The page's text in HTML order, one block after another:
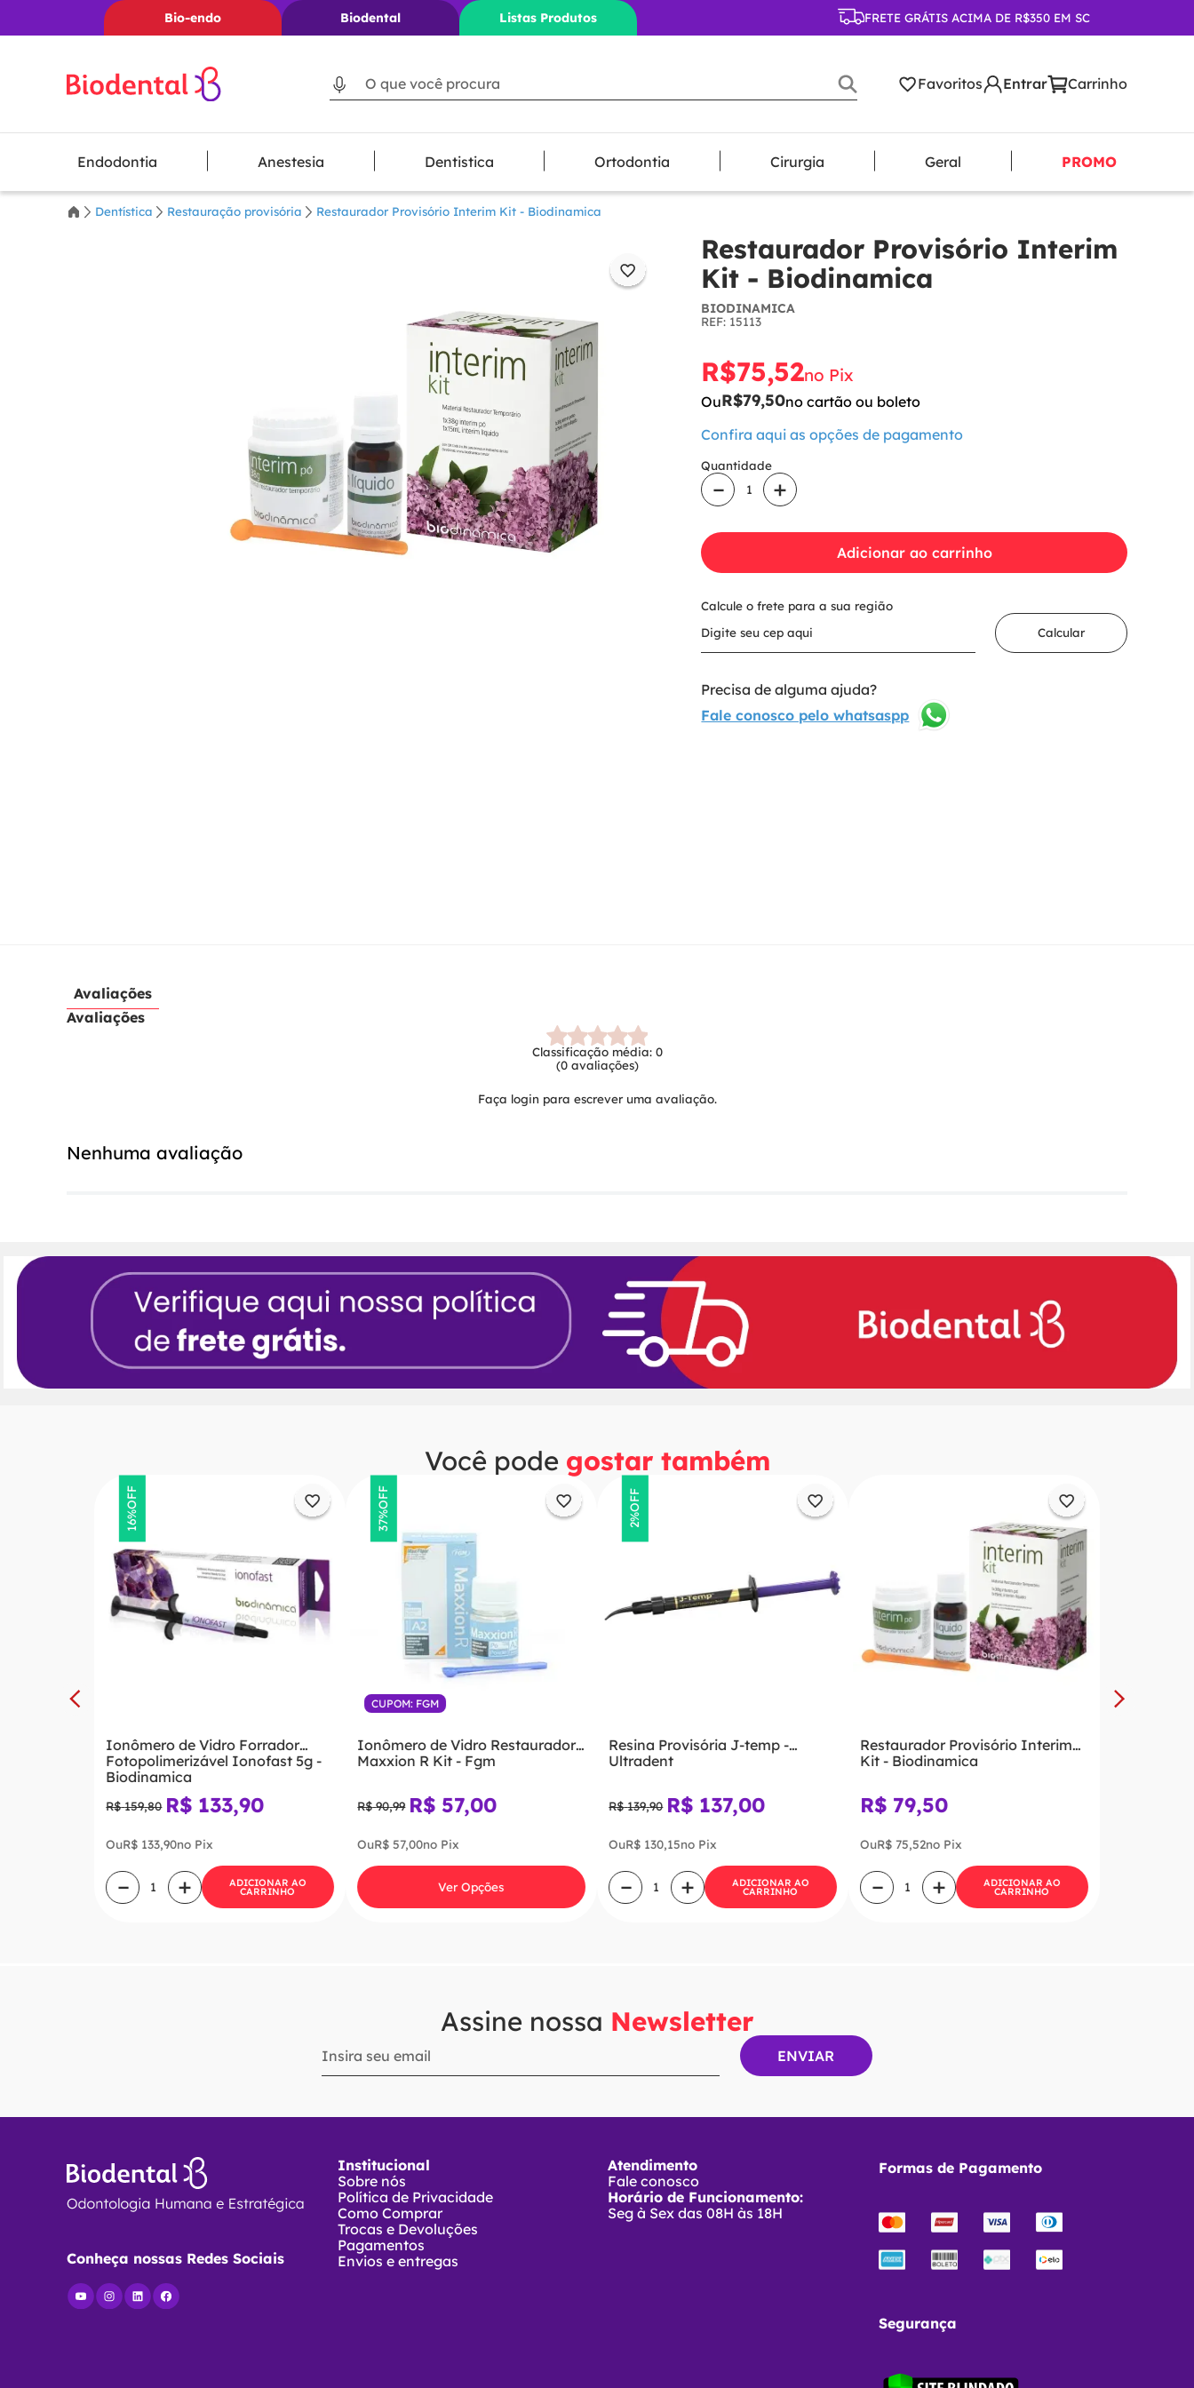
Bio-endo Biodental Listas Produtos FRETE GRÁTIS ACIMA DE R$350 EM SC
O que você procura
Favoritos
Endodontia Anestesia Dentistica Ortodontia Cirurgia Geral PROMO
Dentística Restauração provisória Restaurador Provisório Interim Kit - Biodinamica
Restaurador Provisório Interim
Kit - Biodinamica
BIODINAMICA
: 15113
R$75,52no Pix
OuR$79,50no cartão ou boleto
Confira aqui as opções de pagamento
Quantidade
＋
－
Adicionar ao carrinho
Calcule o frete para a sua região
Calcular
Precisa de alguma ajuda?
Fale conosco pelo whatsaspp
Avaliações
Avaliações
Classificação média: 0
(0 avaliações)
Faça login para escrever uma avaliação.
Nenhuma avaliação
Você pode gostar também
16%
OFF
Ionômero de Vidro Forrador
Fotopolimerizável Ionofast 5g -
Biodinamica
R$ 159,80 R$ 133,90
OuR$ 133,90no Pix
＋
－ ADICIONAR AO
CARRINHO
CUPOM: FGM
37%
OFF
Ionômero de Vidro Restaurador
Maxxion R Kit - Fgm
R$ 90,99 R$ 57,00
OuR$ 57,00no Pix
Ver Opções
2%
OFF
Resina Provisória J-temp -
Ultradent
R$ 139,90 R$ 137,00
OuR$ 130,15no Pix
＋
－ ADICIONAR AO
CARRINHO
Restaurador Provisório Interim
Kit - Biodinamica
R$ 79,50
OuR$ 75,52no Pix
＋
－ ADICIONAR AO
CARRINHO
Assine nossa Newsletter
Conheça nossas Redes Sociais
Institucional
Sobre nós
Política de Privacidade
Como Comprar
Trocas e Devoluções
Pagamentos
Envios e entregas
Atendimento
Fale conosco
Horário de Funcionamento:
Seg à Sex das 08H às 18H
Formas de Pagamento
Segurança